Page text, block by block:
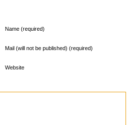
Name (required)
Mail (will not be published) (required)
Website